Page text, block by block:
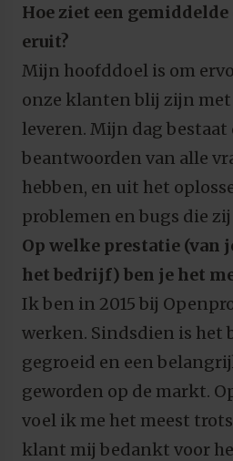
Hoe ziet een
eruit?
Mijn hoofddoel is om
onze klanten blij zijn
leveren. Mijn dag
beantwoorden van alle
hebben, en uit het
problemen en bugs die
Op welke prestatie (van
het bedrijf) ben je het
Ik ben in 2015 bij
werken. Sindsdien is het
gegroeid en een
geworden op de markt.
voel ik me het meest
klant mij bedankt voor